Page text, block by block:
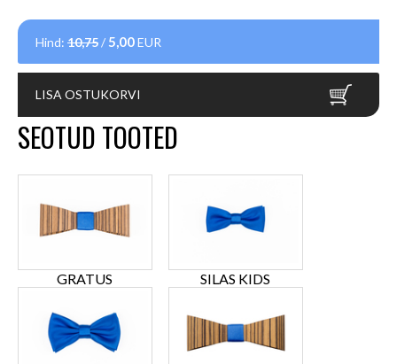
Hind: 10,75/ 5,00EUR
LISA OSTUKORVI
SEOTUD TOOTED
GRATUS SILAS KIDS